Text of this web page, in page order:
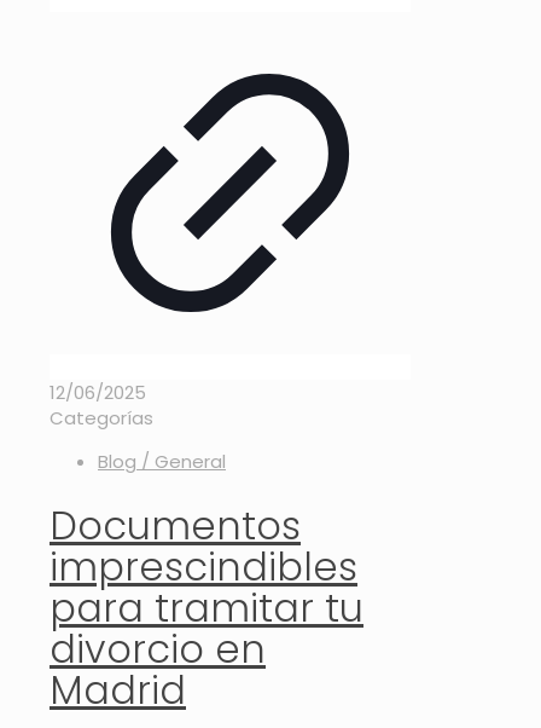
12/06/2025
Categorías
Blog / General
Documentos
imprescindibles
para tramitar tu
divorcio en
Madrid